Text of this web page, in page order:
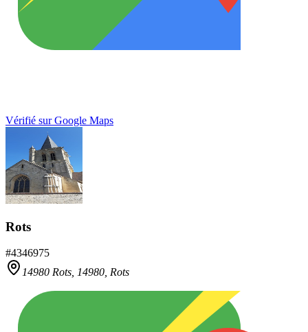
Vérifié sur Google Maps
Rots
#4346975
14980 Rots, 14980 Rots